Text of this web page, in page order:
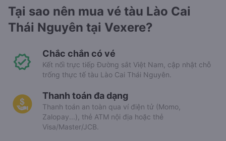
Tại sao nên mua vé tàu Lào Cai
Thái Nguyên tại Vexere?
Chắc chắn có vé
Kết nối trực tiếp Đường sắt Việt Nam, cập nhật chỗ
trống thực tế tàu Lào Cai Thái Nguyên.
Thanh toán đa dạng
Thanh toán an toàn qua ví điện tử (Momo,
Zalopay...), thẻ ATM nội địa hoặc thẻ
Visa/Master/JCB.